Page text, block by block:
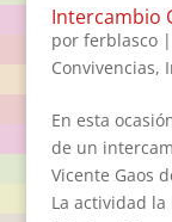
Intercambio
por ferblasco|
Convivencias,
En esta
de un
Vicente Gaos
La actividad